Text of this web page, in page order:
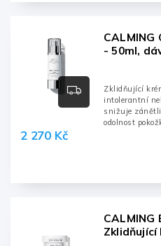
CALMING
- 50ml,
2 270 Kč
Zklidňující
intolerantní
snižuje
odolnost
CALMING